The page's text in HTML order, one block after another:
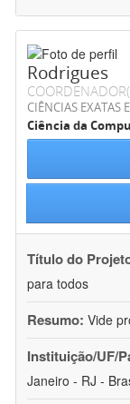
Rodrigues
CIÊNCIAS EXATAS
Ciência da
Título do
para todos
Resumo: Vide
Instituição/UF/
Janeiro - RJ -